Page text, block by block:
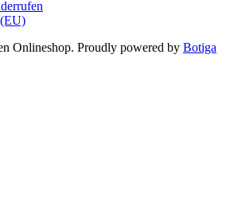
Onlineshop. Proudly powered by Botiga